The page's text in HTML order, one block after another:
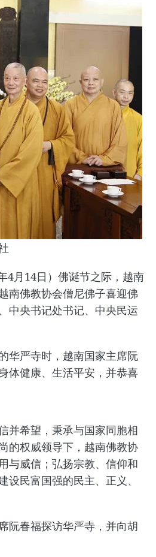
4月14日）佛诞节之际，越南
南佛教协会僧尼佛子喜迎佛
中央书记处书记、中央民运
华严寺时，越南国家主席阮
体健康、生活平安，并恭喜
并希望，秉承与国家同胞相
的权威领导下，越南佛教协
与威信；弘扬宗教、信仰和
民富国强的民主、正义、
阮春福探访华严寺，并向胡